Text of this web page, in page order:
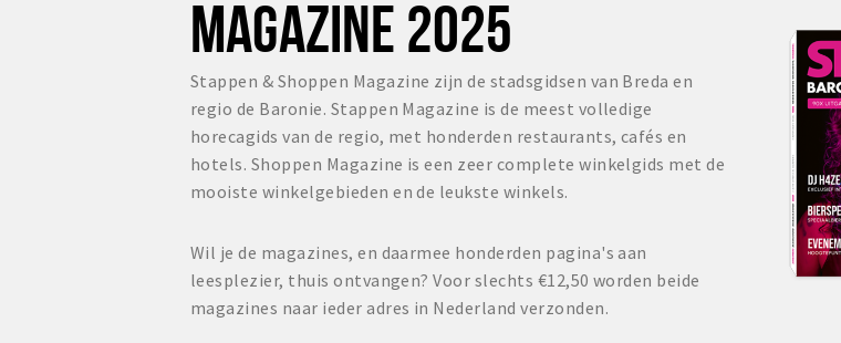
MAGAZINE 2025
Stappen & Shoppen Magazine zijn de stadsgidsen van Breda en
regio de Baronie. Stappen Magazine is de meest volledige
horecagids van de regio, met honderden restaurants, cafés en
hotels. Shoppen Magazine is een zeer complete winkelgids met de
mooiste winkelgebieden en de leukste winkels.
Wil je de magazines, en daarmee honderden pagina's aan
leesplezier, thuis ontvangen? Voor slechts €12,50 worden beide
magazines naar ieder adres in Nederland verzonden.